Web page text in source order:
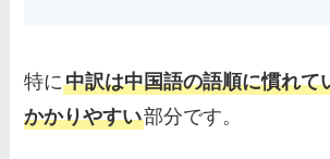
特に中訳は中国語の語順に慣れて
かかりやすい部分です。